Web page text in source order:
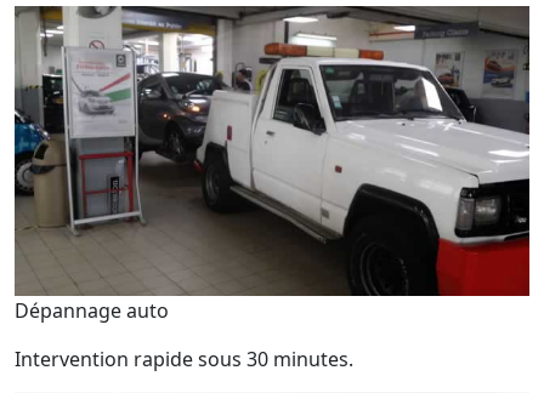
Dépannage auto
Intervention rapide sous 30 minutes.